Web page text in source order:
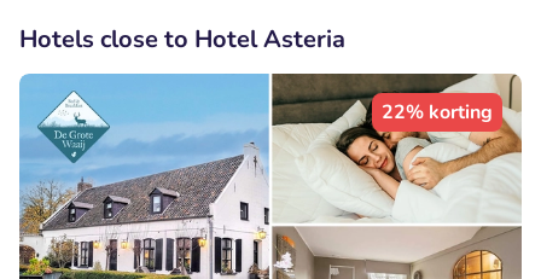
Hotels close to Hotel Asteria
22% korting